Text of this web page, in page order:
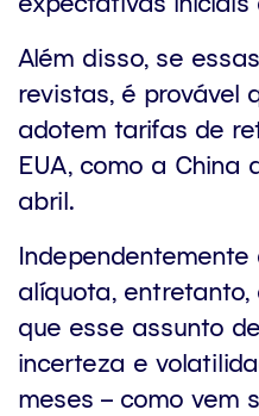
Além disso, se
revistas, é provável
adotem tarifas de
EUA, como a China
abril.
alíquota,
que esse assunto
incerteza e
meses – como vem